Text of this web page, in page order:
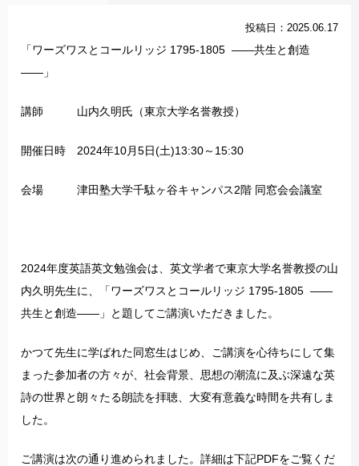
投稿日：2025.06.17
「ワーズワスとコールリッジ 1795-1805 ――共生と創造
――」
講師 山内久明氏（東京大学名誉教授）
開催日時 2024年10月5日(土)13:30～15:30
会場 津田塾大学千駄ヶ谷キャンパス2階 同窓会会議室
2024年度英語英文勉強会は、英文学者で東京大学名誉教授の山
内久明先生に、「ワーズワスとコールリッジ 1795-1805 ――
共生と創造――」と題してご講演いただきました。
かつて先生に学ばれた同窓生はじめ、ご講演を心待ちにして集
まった参加者の方々が、社会背景、思想の潮流に及ぶ深遠な英
詩の世界と朗々たる朗読を拝聴、大変有意義な時間を共有しま
した。
ご講演は次の通り進められました。詳細は下記PDFをご覧くだ